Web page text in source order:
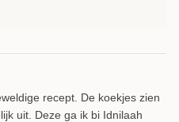
recept. De koekjes zien
uit. Deze ga ik bi Idnilaah